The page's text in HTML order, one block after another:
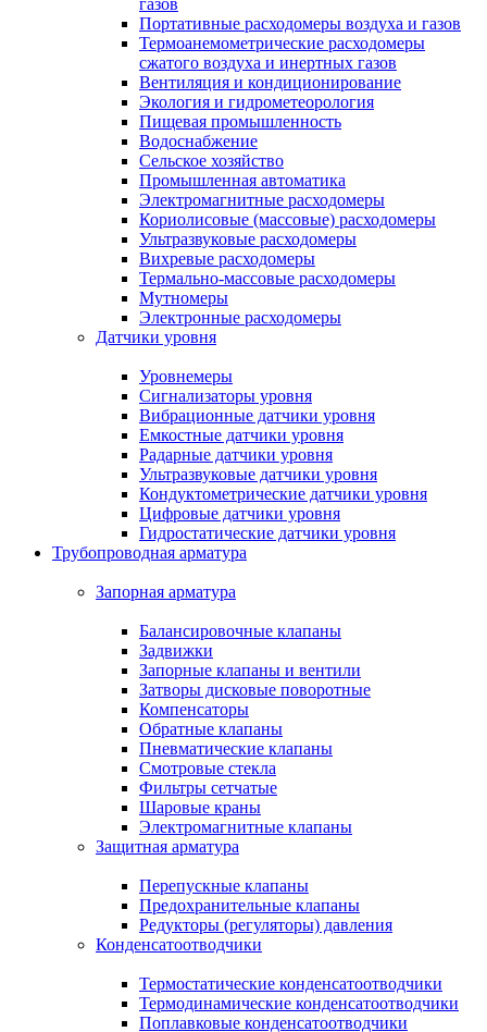
газов
Портативные расходомеры воздуха и газов
Термоанемометрические расходомеры
сжатого воздуха и инертных газов
Вентиляция и кондиционирование
Экология и гидрометеорология
Пищевая промышленность
Водоснабжение
Сельское хозяйство
Промышленная автоматика
Электромагнитные расходомеры
Кориолисовые (массовые) расходомеры
Ультразвуковые расходомеры
Вихревые расходомеры
Термально-массовые расходомеры
Мутномеры
Электронные расходомеры
Датчики уровня
Уровнемеры
Сигнализаторы уровня
Вибрационные датчики уровня
Емкостные датчики уровня
Радарные датчики уровня
Ультразвуковые датчики уровня
Кондуктометрические датчики уровня
Цифровые датчики уровня
Гидростатические датчики уровня
Трубопроводная арматура
Запорная арматура
Балансировочные клапаны
Задвижки
Запорные клапаны и вентили
Затворы дисковые поворотные
Компенсаторы
Обратные клапаны
Пневматические клапаны
Смотровые стекла
Фильтры сетчатые
Шаровые краны
Электромагнитные клапаны
Защитная арматура
Перепускные клапаны
Предохранительные клапаны
Редукторы (регуляторы) давления
Конденсатоотводчики
Термостатические конденсатоотводчики
Термодинамические конденсатоотводчики
Поплавковые конденсатоотводчики